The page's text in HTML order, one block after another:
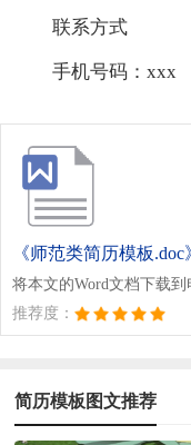
联系方式
手机号码：xxx
《师范类简历模板.doc
将本文的Word文档下载
推荐度：
简历模板图文推荐